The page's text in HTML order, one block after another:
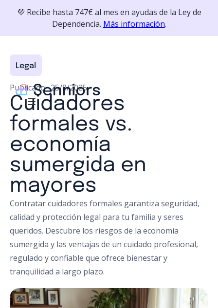
💜 Recibe hasta 747€ al mes en ayudas de la Ley de
Dependencia. Más información.
Legal
Publicado:25/8/2025
Cuidadores
formales vs.
economía
sumergida en
mayores
Contratar cuidadores formales garantiza seguridad,
calidad y protección legal para tu familia y seres
queridos. Descubre los riesgos de la economía
sumergida y las ventajas de un cuidado profesional,
regulado y confiable que ofrece bienestar y
tranquilidad a largo plazo.